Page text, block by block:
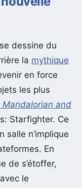
dessine du
la mythique
en force
les plus
Mandalorian and
Starfighter. Ce
salle n’implique
En
de s’étoffer,
le